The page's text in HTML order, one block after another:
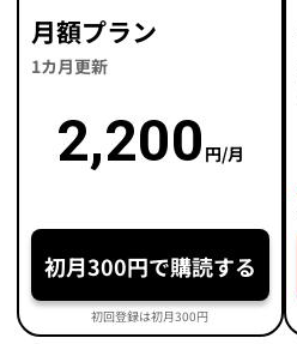
月額プラン
1カ月更新
2,200 円/月
初月300円で購読する
初回登録は初月300円